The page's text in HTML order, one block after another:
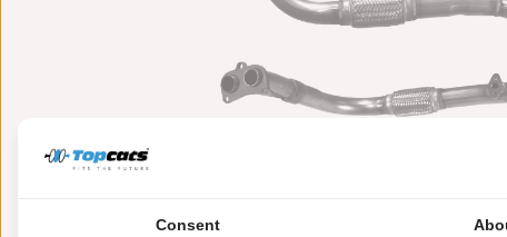
Consent